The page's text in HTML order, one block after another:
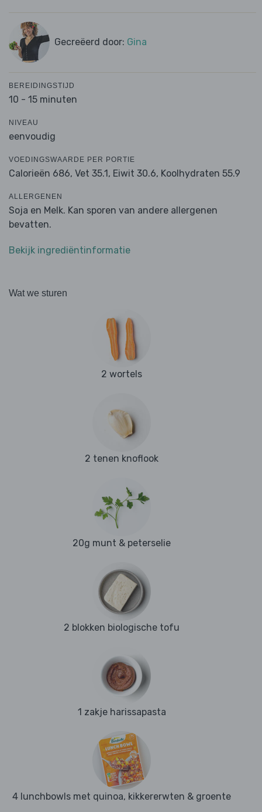
Gecreëerd door: Gina
BEREIDINGSTIJD
10 - 15 minuten
NIVEAU
eenvoudig
VOEDINGSWAARDE PER PORTIE
Calorieën 686, Vet 35.1, Eiwit 30.6, Koolhydraten 55.9
ALLERGENEN
Soja en Melk. Kan sporen van andere allergenen
bevatten.
Bekijk ingrediëntinformatie
Wat we sturen
2 wortels
2 tenen knoflook
20g munt & peterselie
2 blokken biologische tofu
1 zakje harissapasta
4 lunchbowls met quinoa, kikkererwten & groente